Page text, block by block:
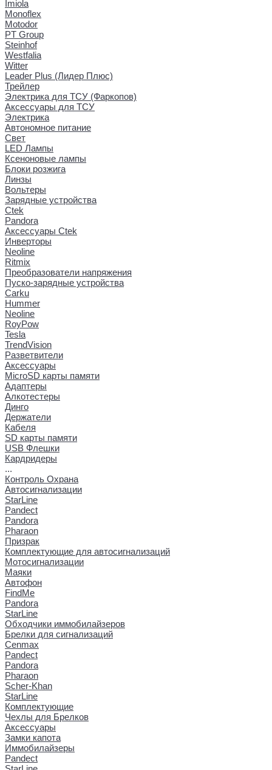
Imiola
Monoflex
Motodor
PT Group
Steinhof
Westfalia
Witter
Leader Plus (Лидер Плюс)
Трейлер
Электрика для ТСУ (Фаркопов)
Аксессуары для ТСУ
Электрика
Автономное питание
Свет
LED Лампы
Ксеноновые лампы
Блоки розжига
Линзы
Вольтеры
Зарядные устройства
Ctek
Pandora
Аксессуары Ctek
Инверторы
Neoline
Ritmix
Преобразователи напряжения
Пуско-зарядные устройства
Carku
Hummer
Neoline
RoyPow
Tesla
TrendVision
Разветвители
Аксессуары
MicroSD карты памяти
Адаптеры
Алкотестеры
Динго
Держатели
Кабеля
SD карты памяти
USB Флешки
Кардридеры
...
Контроль Охрана
Автосигнализации
StarLine
Pandect
Pandora
Pharaon
Призрак
Комплектующие для автосигнализаций
Мотосигнализации
Маяки
Автофон
FindMe
Pandora
StarLine
Обходчики иммобилайзеров
Брелки для сигнализаций
Cenmax
Pandect
Pandora
Pharaon
Scher-Khan
StarLine
Комплектующие
Чехлы для Брелков
Аксессуары
Замки капота
Иммобилайзеры
Pandect